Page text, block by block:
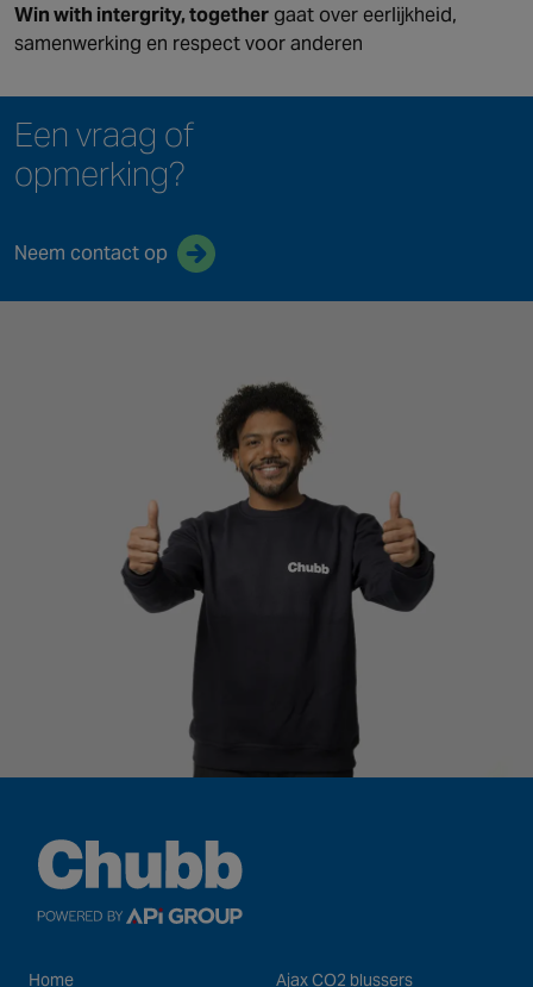
Win with intergrity, together gaat over eerlijkheid,
samenwerking en respect voor anderen
Een vraag of
opmerking?
Neem contact op
Home
Ajax CO2 blussers